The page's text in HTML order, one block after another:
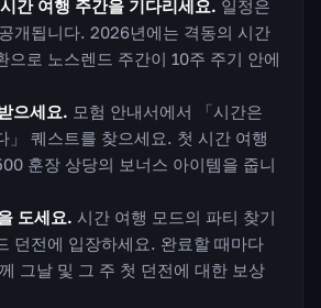
간 여행 주간을 기다리세요. 일정은
개됩니다. 2026년에는 격동의 시간
으로 노스렌드 주간이 10주 주기 안에
으세요. 모험 안내서에서 「시간은
」 퀘스트를 찾으세요. 첫 시간 여행
훈장 상당의 보너스 아이템을 줍니
도세요. 시간 여행 모드의 파티 찾기
던전에 입장하세요. 완료할 때마다
그날 및 그 주 첫 던전에 대한 보상